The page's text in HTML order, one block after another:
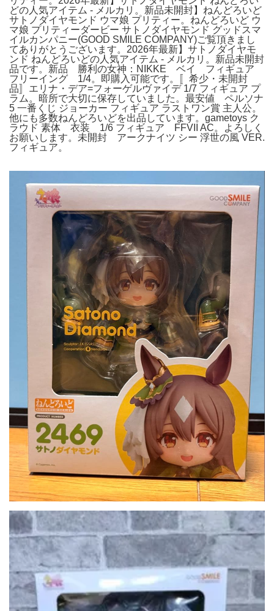
どの人気アイテム - メルカリ。新品未開封】ねんどろいど
サトノダイヤモンド ウマ娘 プリティー。ねんどろいど ウ
マ娘 プリティーダービー サトノダイヤモンド グッドスマ
イルカンパニー(GOOD SMILE COMPANY)ご覧頂きまし
てありがとうございます。2026年最新】サトノダイヤモ
ンド ねんどろいどの人気アイテム - メルカリ。新品未開封
品です。新品 勝利の女神：NIKKE ベイ フィギュア
フリーイング 1/4。即購入可能です。〚希少・未開封
品〛エリナ・デア=フォーゲルヴァイデ 1/7 フィギュア プ
ラム。暗所で大切に保存していました。最安値 ペルソナ
5 一番くじ ジョーカー フィギュア ラストワン賞 主人公。
他にも多数ねんどろいどを出品しています。gametoys ク
ラウド 素体 衣装 1/6 フィギュア FFVII AC。よろしく
お願いします。未開封 アークナイツ シー 浮世の風 VER.
フィギュア。